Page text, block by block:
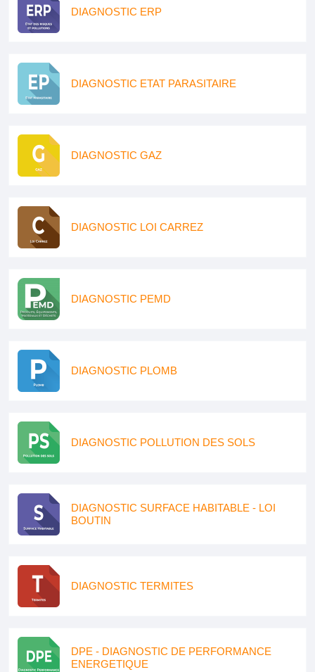
DIAGNOSTIC ERP
DIAGNOSTIC ETAT PARASITAIRE
DIAGNOSTIC GAZ
DIAGNOSTIC LOI CARREZ
DIAGNOSTIC PEMD
DIAGNOSTIC PLOMB
DIAGNOSTIC POLLUTION DES SOLS
DIAGNOSTIC SURFACE HABITABLE - LOI
BOUTIN
DIAGNOSTIC TERMITES
DPE - DIAGNOSTIC DE PERFORMANCE
ENERGETIQUE